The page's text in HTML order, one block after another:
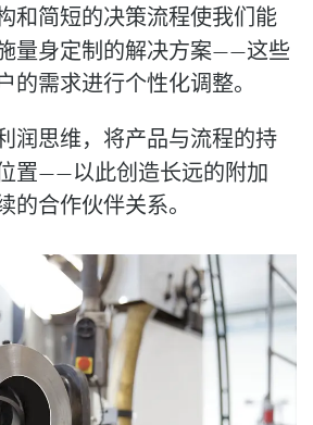
和简短的决策流程使我们能
量身定制的解决方案——这些
的需求进行个性化调整。
润思维，将产品与流程的持
置——以此创造长远的附加
的合作伙伴关系。